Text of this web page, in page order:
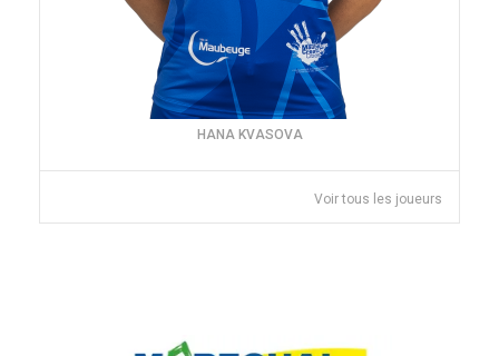
HANA KVASOVA
Voir tous les joueurs